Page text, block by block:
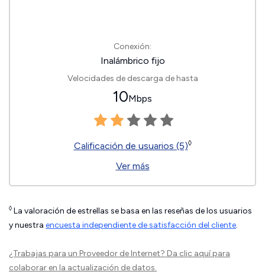
Conexión:
Inalámbrico fijo
Velocidades de descarga de hasta
10Mbps
Calificación de usuarios (5)◊
Ver más
◊ La valoración de estrellas se basa en las reseñas de los usuarios
y nuestra encuesta independiente de satisfacción del cliente.
¿Trabajas para un Proveedor de Internet? Da clic aquípara
colaborar en la actualización de datos.